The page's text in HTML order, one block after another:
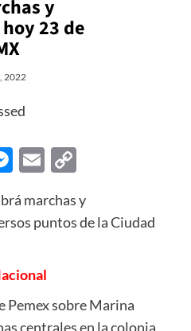
y
23 de
2022
Messenger
EmailCopy
marchas y
puntos de la Ciudad
Pemex sobre Marina
centrales en la colonia